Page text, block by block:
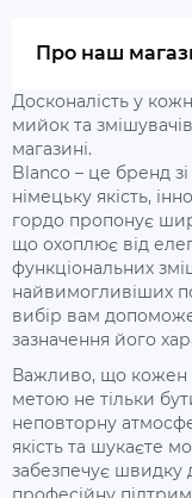
Про наш
Досконалість у
мийок та
магазині.
Blanco – це бренд
німецьку якість,
гордо пропонує
що охоплює від
функціональних
найвимогливіших
вибір вам
зазначення його
Важливо, що кожен
метою не тільки
неповторну
якість та шукаєте
забезпечує швидку